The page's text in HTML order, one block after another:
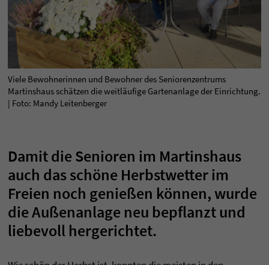
Viele Bewohnerinnen und Bewohner des Seniorenzentrums
Martinshaus schätzen die weitläufige Gartenanlage der Einrichtung.
| Foto: Mandy Leitenberger
Damit die Senioren im Martinshaus
auch das schöne Herbstwetter im
Freien noch genießen können, wurde
die Außenanlage neu bepflanzt und
liebevoll hergerichtet.